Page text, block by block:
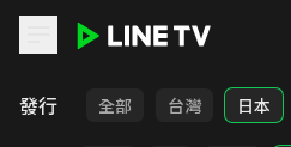
發行 全部 台灣 日本